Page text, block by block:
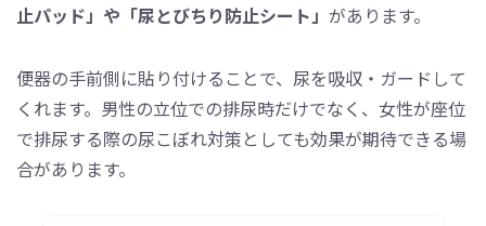
止パッド」や「尿とびちり防止シート」 があります。
便器の手前側に貼り付けることで、尿を吸収・ガードして
くれます。男性の立位での排尿時だけでなく、女性が座位
で排尿する際の尿こぼれ対策としても効果が期待できる場
合があります。